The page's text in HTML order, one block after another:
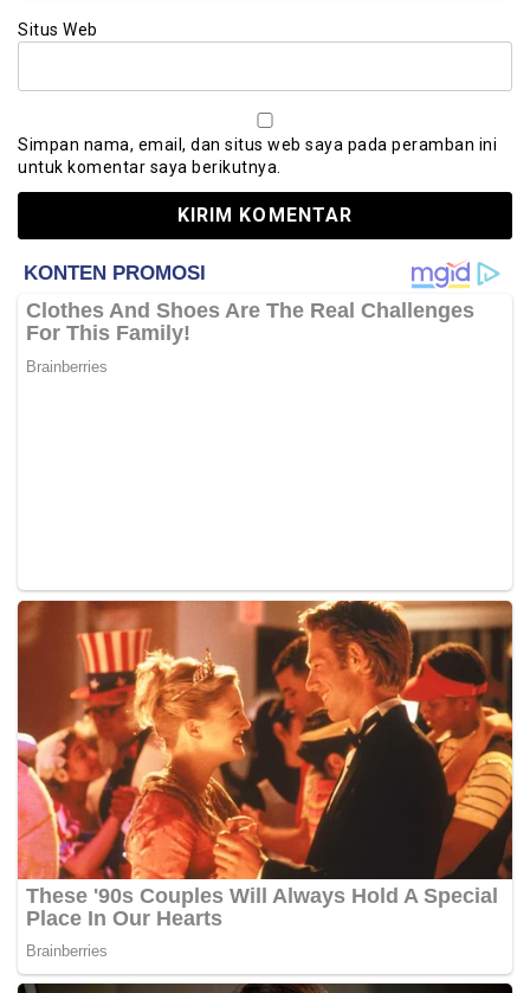
Situs Web
Simpan nama, email, dan situs web saya pada peramban ini
untuk komentar saya berikutnya.